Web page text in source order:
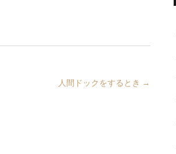
人間ドックをするとき →